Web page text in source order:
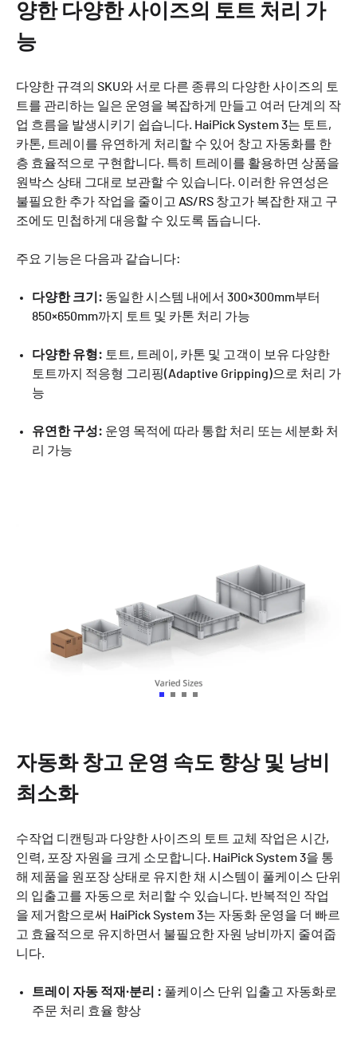
양한 다양한 사이즈의 토트 처리 가
능
다양한 규격의 SKU와 서로 다른 종류의 다양한 사이즈의 토
트를 관리하는 일은 운영을 복잡하게 만들고 여러 단계의 작
업 흐름을 발생시키기 쉽습니다. HaiPick System 3는 토트,
카톤, 트레이를 유연하게 처리할 수 있어 창고 자동화를 한
층 효율적으로 구현합니다. 특히 트레이를 활용하면 상품을
원박스 상태 그대로 보관할 수 있습니다. 이러한 유연성은
불필요한 추가 작업을 줄이고 AS/RS 창고가 복잡한 재고 구
조에도 민첩하게 대응할 수 있도록 돕습니다.
주요 기능은 다음과 같습니다:
다양한 크기: 동일한 시스템 내에서 300×300mm부터
850×650mm까지 토트 및 카톤 처리 가능
다양한 유형: 토트, 트레이, 카톤 및 고객이 보유 다양한
토트까지 적응형 그리핑(Adaptive Gripping)으로 처리 가
능
유연한 구성: 운영 목적에 따라 통합 처리 또는 세분화 처
리 가능
자동화 창고 운영 속도 향상 및 낭비
최소화
수작업 디캔팅과 다양한 사이즈의 토트 교체 작업은 시간,
인력, 포장 자원을 크게 소모합니다. HaiPick System 3을 통
해 제품을 원포장 상태로 유지한 채 시스템이 풀케이스 단위
의 입출고를 자동으로 처리할 수 있습니다. 반복적인 작업
을 제거함으로써 HaiPick System 3는 자동화 운영을 더 빠르
고 효율적으로 유지하면서 불필요한 자원 낭비까지 줄여줍
니다.
트레이 자동 적재·분리 : 풀케이스 단위 입출고 자동화로
주문 처리 효율 향상